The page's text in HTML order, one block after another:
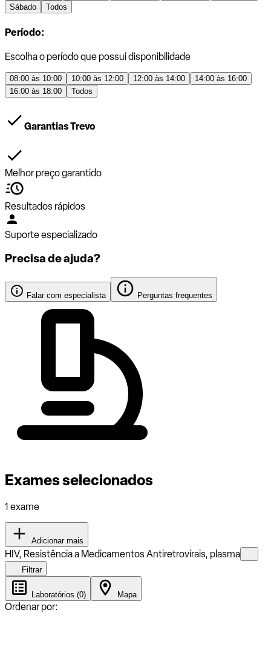
Sábado
Todos
Período:
Escolha o período que possui disponibilidade
08:00 às 10:00 10:00 às 12:00 12:00 às 14:00
14:00 às 16:00
16:00 às 18:00
Todos
Garantias Trevo
Melhor preço garantido
Resultados rápidos
Suporte especializado
Precisa de ajuda?
Falar com especialista Perguntas frequentes
Exames selecionados
1 exame
Adicionar mais
HIV, Resistência a Medicamentos Antiretrovirais, plasma
Filtrar
Laboratórios (0) Mapa
Ordenar por: